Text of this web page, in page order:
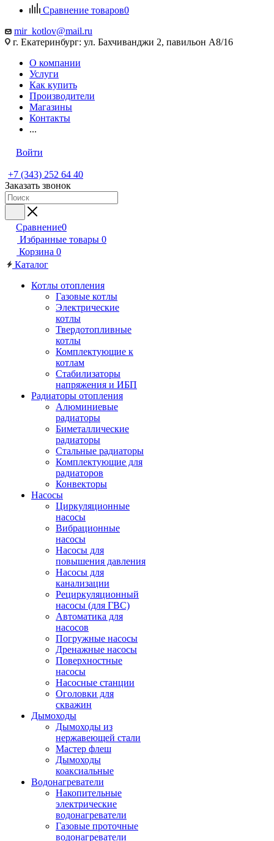
Сравнение товаров0
mir_kotlov@mail.ru
г. Екатеринбург: ул. Бахчиванджи 2, павильон А8/16
О компании
Услуги
Как купить
Производители
Магазины
Контакты
...
Войти
+7 (343) 252 64 40
Заказать звонок
Сравнение0
Избранные товары 0
Корзина 0
Каталог
Котлы отопления
Газовые котлы
Электрические
котлы
Твердотопливные
котлы
Комплектующие к
котлам
Стабилизаторы
напряжения и ИБП
Радиаторы отопления
Алюминиевые
радиаторы
Биметаллические
радиаторы
Стальные радиаторы
Комплектующие для
радиаторов
Конвекторы
Насосы
Циркуляционные
насосы
Вибрационные
насосы
Насосы для
повышения давления
Насосы для
канализации
Рециркуляционный
насосы (для ГВС)
Автоматика для
насосов
Погружные насосы
Дренажные насосы
Поверхностные
насосы
Насосные станции
Оголовки для
скважин
Дымоходы
Дымоходы из
нержавеющей стали
Мастер флеш
Дымоходы
коаксиальные
Водонагреватели
Накопительные
электрические
водонагреватели
Газовые проточные
водонагреватели